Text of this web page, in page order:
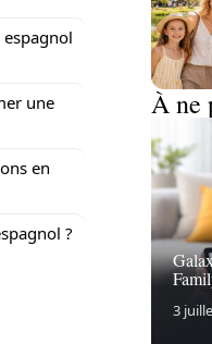
une
en
?
À ne
3